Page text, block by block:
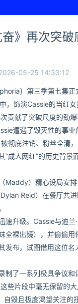
》再次突破
05-25 14:33:12
）第三季第七集
，饰演Cassie的当红
贡献了突破尺度的劲爆
遭遇了毁灭性的事
彻底注销、粉丝全清
“成人网红”的历史背景
Maddy）精心设局安
Reid）在餐厅共
速升级。Cassie与迪兰
全裸出镜），并偷偷用
发布，试图借用这位名
制了一系列极具争议和
些片段中毫无保留的
自毁且极度渴望关注的